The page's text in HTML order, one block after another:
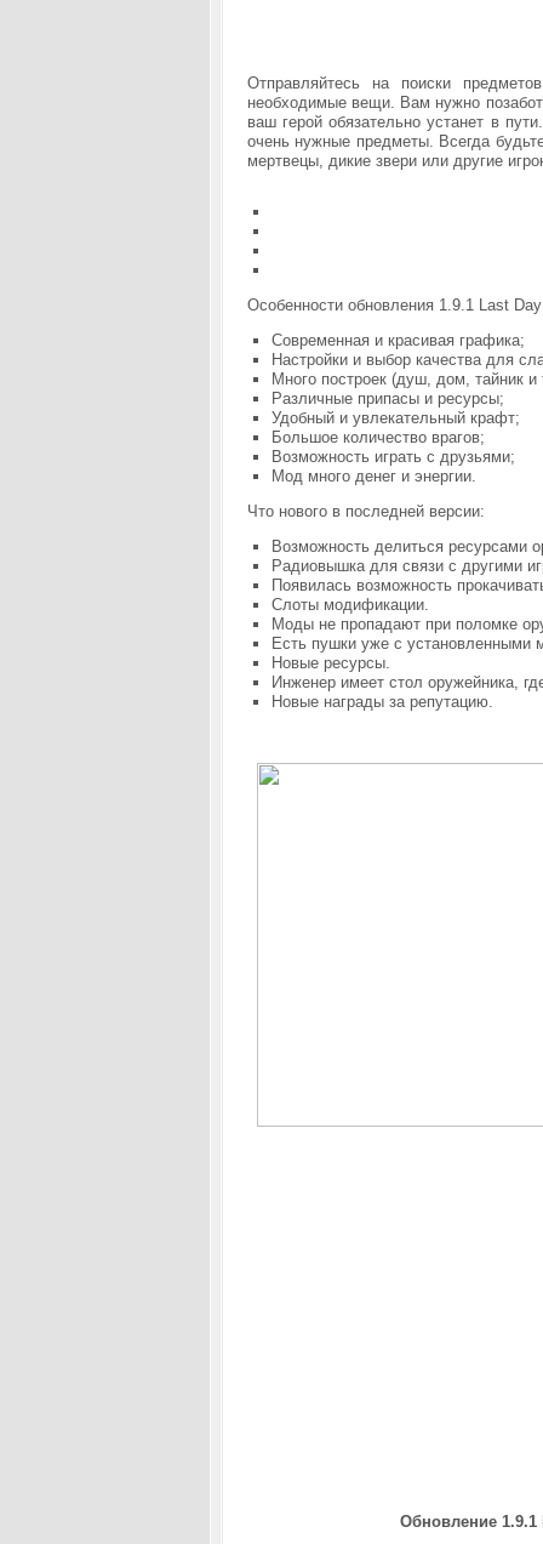
Отправляйтесь на поиски
необходимые вещи. Вам нужно
ваш герой обязательно устанет в
очень нужные предметы. Всегда
мертвецы, дикие звери или другие
Особенности обновления 1.9.1 Last
Современная и красивая графика;
Настройки и выбор качества для
Много построек (душ, дом, тайник и
Различные припасы и ресурсы;
Удобный и увлекательный крафт;
Большое количество врагов;
Возможность играть с друзьями;
Мод много денег и энергии.
Что нового в последней версии:
Возможность делиться ресурсами
Радиовышка для связи с другими
Появилась возможность
Слоты модификации.
Моды не пропадают при поломке
Есть пушки уже с установленными
Новые ресурсы.
Инженер имеет стол оружейника,
Новые награды за репутацию.
Обновление 1.9.1